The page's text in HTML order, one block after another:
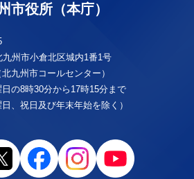
市役所（本庁）
州市小倉北区城内1番1号
九州市コールセンター）
日の8時30分から17時15分まで
日、祝日及び年末年始を除く）